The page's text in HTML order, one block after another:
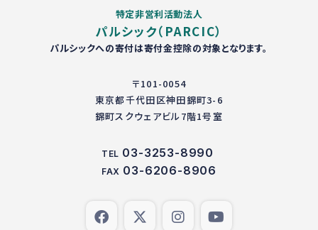
特定非営利活動法人
パルシック（PARCIC）
パルシックへの寄付は寄付金控除の対象となります。
〒101-0054
東京都千代田区神田錦町3-6
錦町スクウェアビル7階1号室
TEL 03-3253-8990
FAX 03-6206-8906